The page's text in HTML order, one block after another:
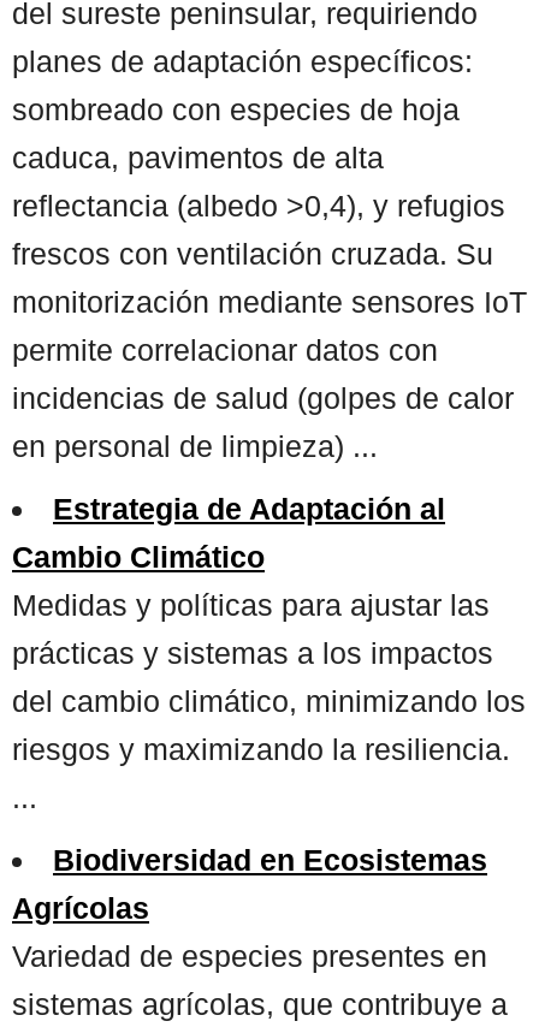
del sureste peninsular, requiriendo
planes de adaptación específicos:
sombreado con especies de hoja
caduca, pavimentos de alta
reflectancia (albedo >0,4), y refugios
frescos con ventilación cruzada. Su
monitorización mediante sensores IoT
permite correlacionar datos con
incidencias de salud (golpes de calor
en personal de limpieza) ...
Estrategia de Adaptación al
Cambio Climático
Medidas y políticas para ajustar las
prácticas y sistemas a los impactos
del cambio climático, minimizando los
riesgos y maximizando la resiliencia.
...
Biodiversidad en Ecosistemas
Agrícolas
Variedad de especies presentes en
sistemas agrícolas, que contribuye a